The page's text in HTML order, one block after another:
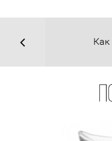
Как